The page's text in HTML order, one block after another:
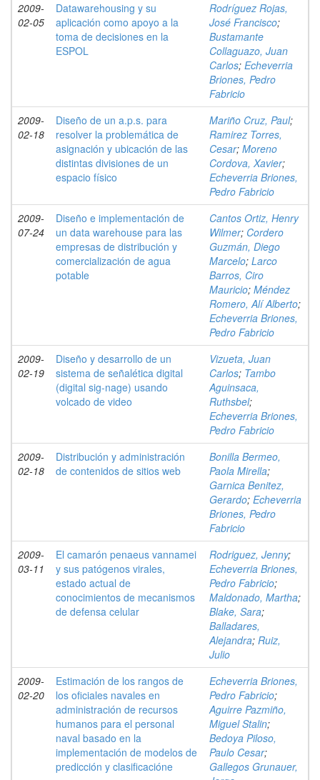
2009-
02-05
Datawarehousing y su
aplicación como apoyo a la
toma de decisiones en la
ESPOL
Rodríguez Rojas,
José Francisco;
Bustamante
Collaguazo, Juan
Carlos; Echeverria
Briones, Pedro
Fabricio
2009-
02-18
Diseño de un a.p.s. para
resolver la problemática de
asignación y ubicación de las
distintas divisiones de un
espacio físico
Mariño Cruz, Paul;
Ramirez Torres,
Cesar; Moreno
Cordova, Xavier;
Echeverria Briones,
Pedro Fabricio
2009-
07-24
Diseño e implementación de
un data warehouse para las
empresas de distribución y
comercialización de agua
potable
Cantos Ortiz, Henry
Wilmer; Cordero
Guzmán, Diego
Marcelo; Larco
Barros, Ciro
Mauricio; Méndez
Romero, Alí Alberto;
Echeverria Briones,
Pedro Fabricio
2009-
02-19
Diseño y desarrollo de un
sistema de señalética digital
(digital sig-nage) usando
volcado de video
Vizueta, Juan
Carlos; Tambo
Aguinsaca,
Ruthsbel;
Echeverria Briones,
Pedro Fabricio
2009-
02-18
Distribución y administración
de contenidos de sitios web
Bonilla Bermeo,
Paola Mirella;
Garnica Benitez,
Gerardo; Echeverria
Briones, Pedro
Fabricio
2009-
03-11
El camarón penaeus vannamei
y sus patógenos virales,
estado actual de
conocimientos de mecanismos
de defensa celular
Rodriguez, Jenny;
Echeverria Briones,
Pedro Fabricio;
Maldonado, Martha;
Blake, Sara;
Balladares,
Alejandra; Ruiz,
Julio
2009-
02-20
Estimación de los rangos de
los oficiales navales en
administración de recursos
humanos para el personal
naval basado en la
implementación de modelos de
predicción y clasificacióne
Echeverria Briones,
Pedro Fabricio;
Aguirre Pazmiño,
Miguel Stalin;
Bedoya Piloso,
Paulo Cesar;
Gallegos Grunauer,